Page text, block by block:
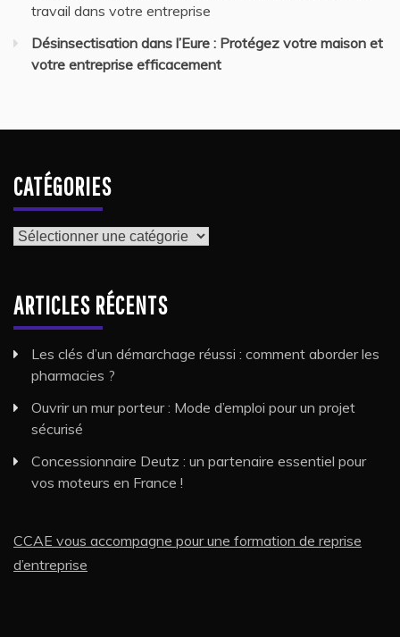
travail dans votre entreprise
Désinsectisation dans l’Eure : Protégez votre maison et
votre entreprise efficacement
CATÉGORIES
Catégories
ARTICLES RÉCENTS
Les clés d’un démarchage réussi : comment aborder les
pharmacies ?
Ouvrir un mur porteur : Mode d’emploi pour un projet
sécurisé
Concessionnaire Deutz : un partenaire essentiel pour
vos moteurs en France !
CCAE vous accompagne pour une formation de reprise
d’entreprise